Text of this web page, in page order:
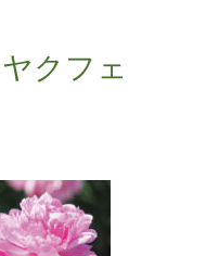
クフェ